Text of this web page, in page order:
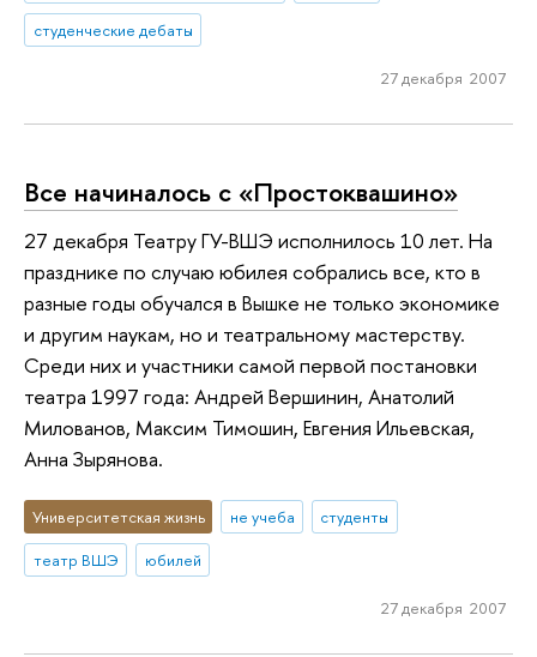
студенческие дебаты
27 декабря 2007
Все начиналось с «Простоквашино»
27 декабря Театру ГУ-ВШЭ исполнилось 10 лет. На
празднике по случаю юбилея собрались все, кто в
разные годы обучался в Вышке не только экономике
и другим наукам, но и театральному мастерству.
Среди них и участники самой первой постановки
театра 1997 года: Андрей Вершинин, Анатолий
Милованов, Максим Тимошин, Евгения Ильевская,
Анна Зырянова.
Университетская жизнь не учеба
студенты
театр ВШЭ
юбилей
27 декабря 2007